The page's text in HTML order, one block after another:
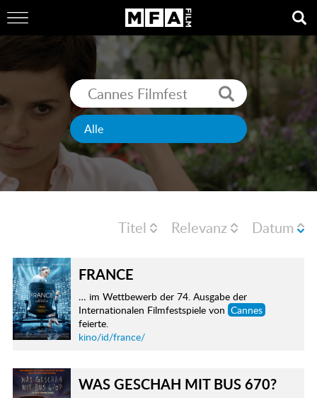
Titel Relevanz Datum
FRANCE
… im Wettbewerb der 74. Ausgabe der
Internationalen Filmfestspiele von Cannes
feierte.
kino/id/france/
WAS GESCHAH MIT BUS 670?